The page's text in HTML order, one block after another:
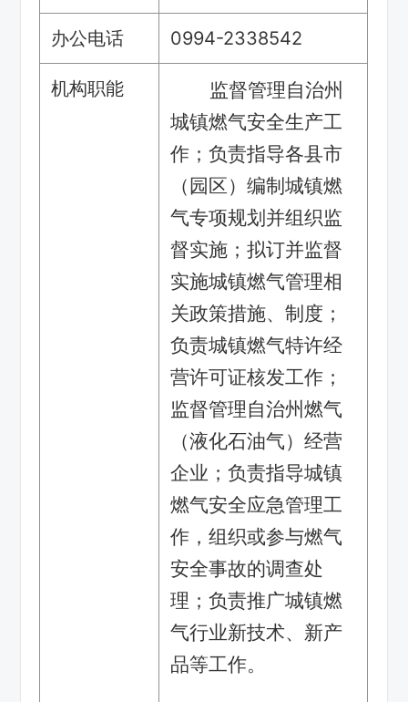
办公电话 0994-2338542
机构职能
监督管理自治州
城镇燃气安全生产工
作；负责指导各县市
（园区）编制城镇燃
气专项规划并组织监
督实施；拟订并监督
实施城镇燃气管理相
关政策措施、制度；
负责城镇燃气特许经
营许可证核发工作；
监督管理自治州燃气
（液化石油气）经营
企业；负责指导城镇
燃气安全应急管理工
作，组织或参与燃气
安全事故的调查处
理；负责推广城镇燃
气行业新技术、新产
品等工作。